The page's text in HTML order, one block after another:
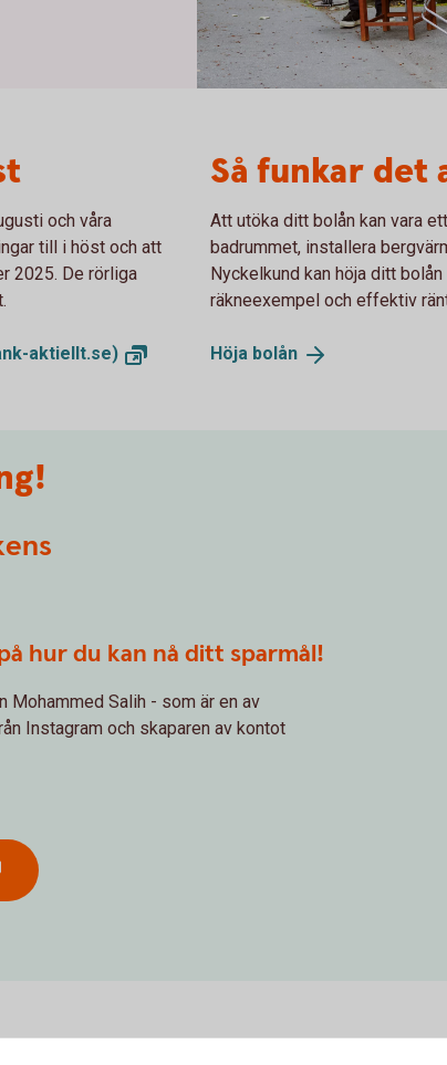
och våra
till i höst och att
2025. De rörliga
aktiellt.se)
Så funkar det
Att utöka ditt bolån kan vara
badrummet, installera
Nyckelkund kan höja ditt
räkneexempel och effektiv
Höja bolån
hur du kan nå ditt sparmål!
Mohammed Salih - som är en av
Instagram och skaparen av kontot